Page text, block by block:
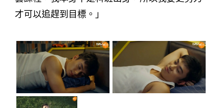
才可以追趕到目標。」